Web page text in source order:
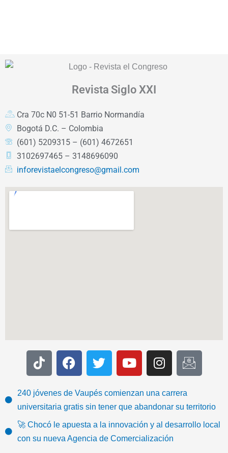
Revista Siglo XXI
Cra 70c N0 51-51 Barrio Normandía
Bogotá D.C. – Colombia
(601) 5209315 – (601) 4672651
3102697465 – 3148696090
inforevistaelcongreso@gmail.com
T
i
t
o
k
F
a
e
b
o
o
k
T
w
t
t
e
Y
o
t
u
b
I
n
t
a
g
a
I
c
-
e
240 jóvenes de Vaupés comienzan una carrera
universitaria gratis sin tener que abandonar su territorio
🚀 Chocó le apuesta a la innovación y al desarrollo local
con su nueva Agencia de Comercialización